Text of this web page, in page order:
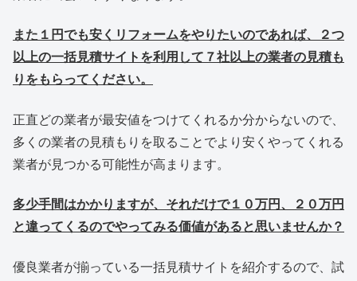
また１円でも安くリフォームをやりたいのであれば、２つ
以上の一括見積サイトを利用して７社以上の業者の見積も
りをもらってください。
正直どの業者が最安値をつけてくれるか分からないので、
多くの業者の見積もりを取ることでより安くやってくれる
業者が見つかる可能性が高まります。
多少手間はかかりますが、それだけで１０万円、２０万円
と違ってくるのでやってみる価値があると思いませんか？
優良業者が揃っている一括見積サイトを紹介するので、試